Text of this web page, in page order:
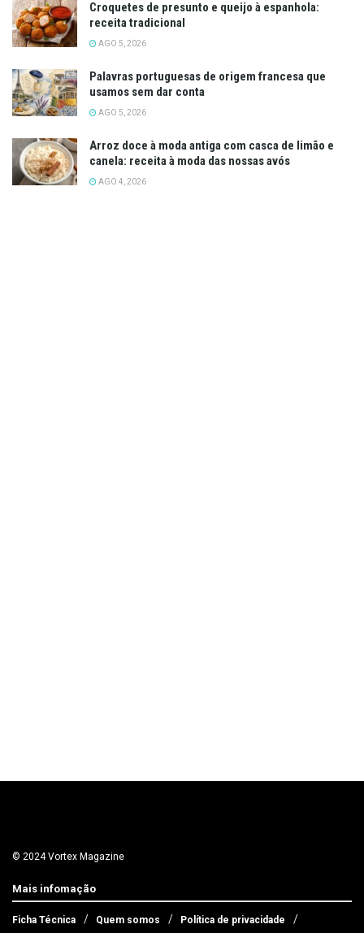
Croquetes de presunto e queijo à espanhola:
receita tradicional
AGO 5, 2026
Palavras portuguesas de origem francesa que
usamos sem dar conta
AGO 5, 2026
Arroz doce à moda antiga com casca de limão e
canela: receita à moda das nossas avós
AGO 4, 2026
© 2024 Vortex Magazine
Mais infomação
Ficha Técnica Quem somos
Política de privacidade